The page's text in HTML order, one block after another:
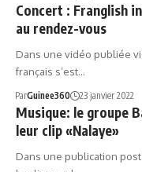
Concert : Franglish
au rendez-vous
Dans une vidéo publiée
français s’est…
ParGuinee360 23 janvier 2022
Musique: le groupe
leur clip «Nalaye»
Dans une publication